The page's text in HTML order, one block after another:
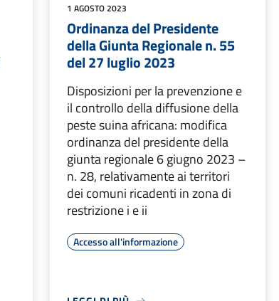
1 AGOSTO 2023
Ordinanza del Presidente
della Giunta Regionale n. 55
del 27 luglio 2023
Disposizioni per la prevenzione e
il controllo della diffusione della
peste suina africana: modifica
ordinanza del presidente della
giunta regionale 6 giugno 2023 –
n. 28, relativamente ai territori
dei comuni ricadenti in zona di
restrizione i e ii
Accesso all'informazione